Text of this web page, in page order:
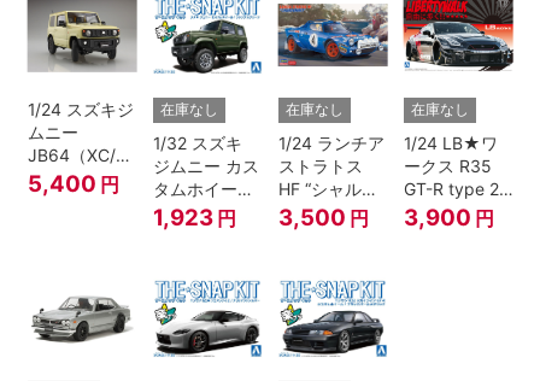
1/24 スズキジ
ムニー
JB64（XC/シ
フォンアイボ
リーメタリッ
5,400 円
在庫なし
1/32 スズキ
ジムニー カス
タムホイール
(ジャングルグ
リーン)
1,923 円
在庫なし
1/24 ランチア
ストラトス
HF “シャルド
ネ”
3,500 円
在庫なし
1/24 LB★ワ
ークス R35
GT-R type 2
Ver.2
3,900 円